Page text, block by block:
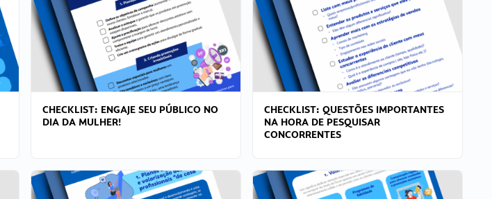
CHECKLIST: ENGAJE SEU PÚBLICO NO
DIA DA MULHER!
CHECKLIST: QUESTÕES IMPORTANTES
NA HORA DE PESQUISAR
CONCORRENTES